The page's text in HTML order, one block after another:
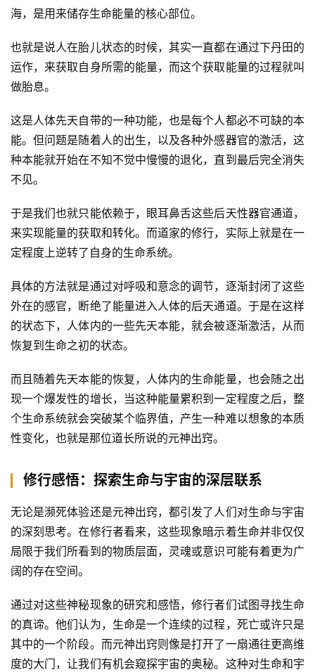
海，是用来储存生命能量的核心部位。
也就是说人在胎儿状态的时候，其实一直都在通过下丹田的
运作，来获取自身所需的能量，而这个获取能量的过程就叫
做胎息。
这是人体先天自带的一种功能，也是每个人都必不可缺的本
能。但问题是随着人的出生，以及各种外感器官的激活，这
种本能就开始在不知不觉中慢慢的退化，直到最后完全消失
不见。
于是我们也就只能依赖于，眼耳鼻舌这些后天性器官通道，
来实现能量的获取和转化。而道家的修行，实际上就是在一
定程度上逆转了自身的生命系统。
具体的方法就是通过对呼吸和意念的调节，逐渐封闭了这些
外在的感官，断绝了能量进入人体的后天通道。于是在这样
的状态下，人体内的一些先天本能，就会被逐渐激活，从而
恢复到生命之初的状态。
而且随着先天本能的恢复，人体内的生命能量，也会随之出
现一个爆发性的增长，当这种能量累积到一定程度之后，整
个生命系统就会突破某个临界值，产生一种难以想象的本质
性变化，也就是那位道长所说的元神出窍。
修行感悟：探索生命与宇宙的深层联系
无论是濒死体验还是元神出窍，都引发了人们对生命与宇宙
的深刻思考。在修行者看来，这些现象暗示着生命并非仅仅
局限于我们所看到的物质层面，灵魂或意识可能有着更为广
阔的存在空间。
通过对这些神秘现象的研究和感悟，修行者们试图寻找生命
的真谛。他们认为，生命是一个连续的过程，死亡或许只是
其中的一个阶段。而元神出窍则像是打开了一扇通往更高维
度的大门，让我们有机会窥探宇宙的奥秘。这种对生命和宇